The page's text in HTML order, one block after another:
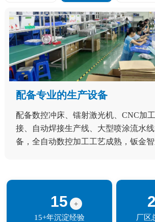
配备专业的生产设备
配备数控冲床、镭射激光机、CNC加
接、自动焊接生产线、大型喷涂流水
备，全自动数控加工工艺成熟，钣金智
15
+
15+年沉淀经验
厂区